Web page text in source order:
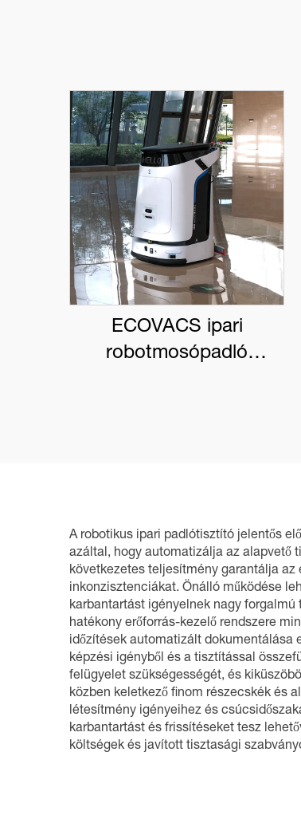
ECOVACS ipari
robotmosópadló
A robotikus ipari padlótisztító jelentős
azáltal, hogy automatizálja az alapvető
következetes teljesítmény garantálja
inkonzisztenciákat. Önálló működése
karbantartást igényelnek nagy
hatékony erőforrás-kezelő rendszere
időzítések automatizált dokumentálása
képzési igényből és a tisztítással
felügyelet szükségességét, és
közben keletkező finom részecskék és
létesítmény igényeihez és
karbantartást és frissítéseket tesz
költségek és javított tisztasági